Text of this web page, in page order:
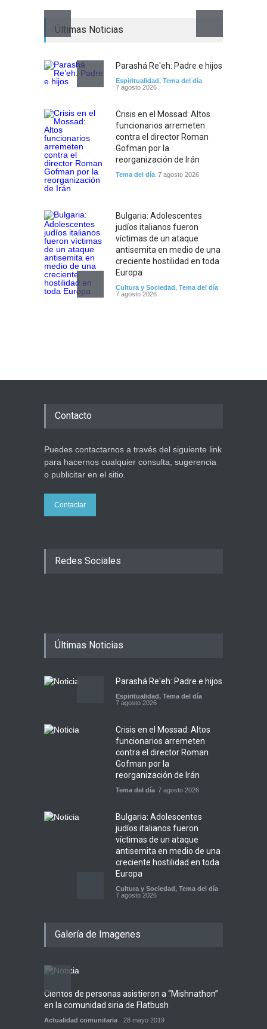
Últimas Noticias
Parashá Re'eh: Padre e hijos
Espiritualidad, Tema del día
7 agosto 2026
Crisis en el Mossad: Altos
funcionarios arremeten
contra el director Roman
Gofman por la
reorganización de Irán
Tema del día 7 agosto 2026
Bulgaria: Adolescentes
judíos italianos fueron
víctimas de un ataque
antisemita en medio de una
creciente hostilidad en toda
Europa
Cultura y Sociedad, Tema del día
7 agosto 2026
7 agosto 2026
Contacto
Puedes contactarnos a través del siguiente link
para hacernos cualquier consulta, sugerencia
o publicitar en el sitio.
Contactar
Redes Sociales
Últimas Noticias
Parashá Re'eh: Padre e hijos
Espiritualidad, Tema del día
7 agosto 2026
Crisis en el Mossad: Altos
funcionarios arremeten
contra el director Roman
Gofman por la
reorganización de Irán
Tema del día 7 agosto 2026
Bulgaria: Adolescentes
judíos italianos fueron
víctimas de un ataque
antisemita en medio de una
creciente hostilidad en toda
Europa
Cultura y Sociedad, Tema del día
7 agosto 2026
Jenin después de que un
Alarma en Israel: Crece el
temor de que el apoyo
bipartidista estadounidense
Galería de Imagenes
Cientos de personas asistieron a “Mishnathon”
en la comunidad siria de Flatbush
Actualidad comunitaria 28 mayo 2019